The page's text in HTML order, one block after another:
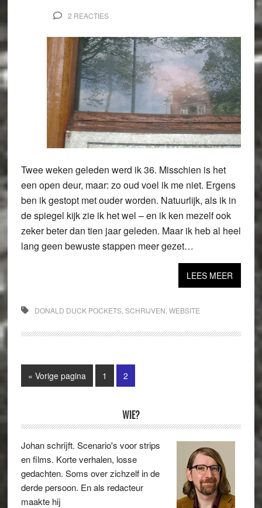
2 REACTIES
Twee weken geleden werd ik 36. Misschien is het
een open deur, maar: zo oud voel ik me niet. Ergens
ben ik gestopt met ouder worden. Natuurlijk, als ik in
de spiegel kijk zie ik het wel – en ik ken mezelf ook
zeker beter dan tien jaar geleden. Maar ik heb al heel
lang geen bewuste stappen meer gezet…
LEES MEER
DONALD DUCK POCKETS, SCHRIJVEN WEBSITE
« Ga
naar
Vorige pagina Pagina
1 Pagina
2
Sidebar
WIE?
Johan schrijft. Scenario's voor strips
en films. Korte verhalen, losse
gedachten. Soms over zichzelf in de
derde persoon. En als redacteur
maakte hij